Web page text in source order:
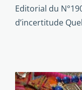
Editorial du
d’incertitude